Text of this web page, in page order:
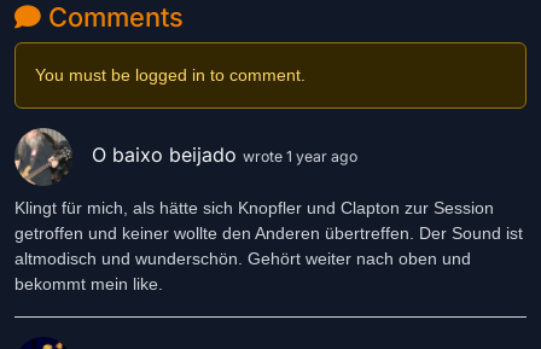
Comments
You must be logged in to comment.
O baixo beijado wrote 1 year ago
Klingt für mich, als hätte sich Knopfler und Clapton zur Session
getroffen und keiner wollte den Anderen übertreffen. Der Sound ist
altmodisch und wunderschön. Gehört weiter nach oben und
bekommt mein like.